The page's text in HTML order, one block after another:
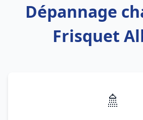
Dépannage
Frisquet
🚿